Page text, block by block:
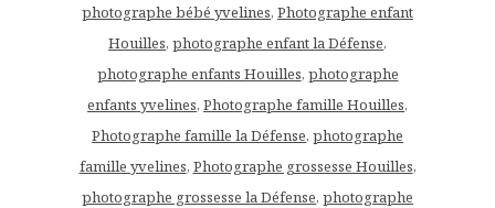
photographe bébé yvelines, Photographe enfant
Houilles, photographe enfant la Défense,
photographe enfants Houilles, photographe
enfants yvelines, Photographe famille Houilles,
Photographe famille la Défense, photographe
famille yvelines, Photographe grossesse Houilles,
photographe grossesse la Défense, photographe